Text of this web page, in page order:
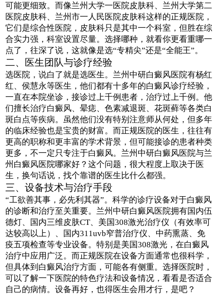
可能更细致。而像兰州大学一医院皮肤科、兰州大学第二
医院皮肤科、兰州市一人民医院皮肤科这样的正规医院，
它们是综合性医院，皮肤科只是其中一个科室，但胜在综
合实力强，科室设置尽量。选择哪种，就看你更看重哪一
点了，往深了说，这就像是选“专精尖”还是“全能王”。
二、医生团队与诊疗经验
选医院，说白了就是选医生。兰州中研白癜风医院有杨红
红、侯慧永等医生，他们都有十多年的白癜风诊疗经验，
一直在本院坐诊，接诊过上千例患者，治疗过上千例。他
们擅长治疗白癜风、晕痣、色素减退斑、花斑藓等各类白
斑白点等疾病。虽然他们没有特别注意师从何处，但多年
的临床经验也是宝贵的财富。而正规医院的医生，往往有
更高的职称和更丰富的学术背景，但可能接诊的患者种类
更多，不一定只专注于白癜风。兰州中研白癜风医院与兰
州白癜风医院哪家好？这个问题，很大程度上取决于医
生，换句话说，找个靠谱的医生比什么都强。
三、设备技术与治疗手段
“工欲善其事，必先利其器”。科学的诊疗设备对于白癜风
的诊断和治疗至关重要。兰州中研白癜风医院拥有国内伍
德灯、国内三维皮肤CT、美国308激光治疗仪（有效率可
达较高以上）、国内311uvb窄普治疗仪、中药熏蒸、免
疫五项检查等专业设备。特别是美国308激光，在白癜风
治疗中应用广泛。而正规医院在设备方面通常也很科学，
但具体到白癜风治疗方面，可能各有侧重。选择医院时，
可以了解一下医院的特色疗法和设备情况，看看是否适合
自己的病情。设备再好，也得医生会用才行，是吧？